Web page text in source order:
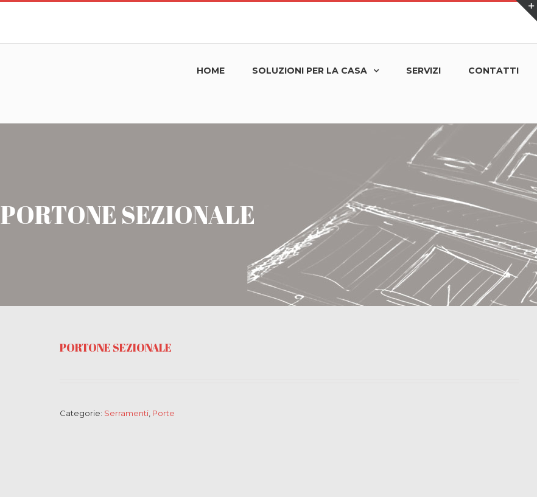
HOME SOLUZIONI PER LA CASA SERVIZI CONTATTI
PORTONE SEZIONALE
PORTONE SEZIONALE
Categorie: Serramenti Porte